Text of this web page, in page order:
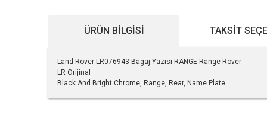
ÜRÜN BILGISI TAKSIT
Land Rover LR076943 Bagaj Yazısı RANGE Range Rover
LR Orijinal
Black And Bright Chrome, Range, Rear, Name Plate